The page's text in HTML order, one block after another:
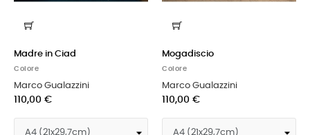
Madre in Ciad
Colore
Marco Gualazzini
110,00 €
Mogadiscio
Colore
Marco Gualazzini
110,00 €